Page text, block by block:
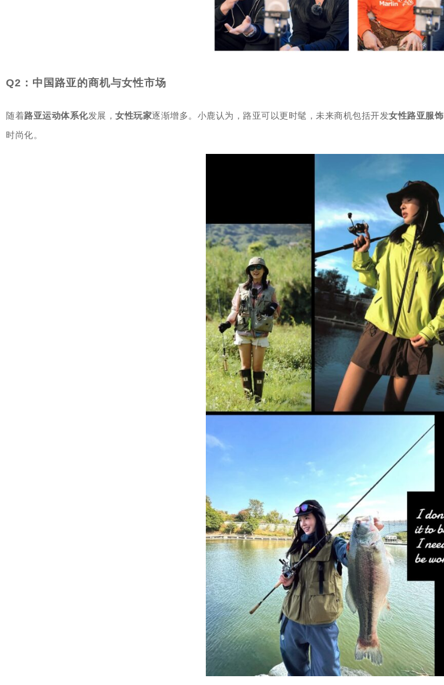
Q2：中国路亚的商机与女性市场
随着路亚运动体系化发展， 女性玩家逐渐增多。小鹿认为，路亚可以更时髦，未来商机包括开发女性路亚服饰
时尚化。